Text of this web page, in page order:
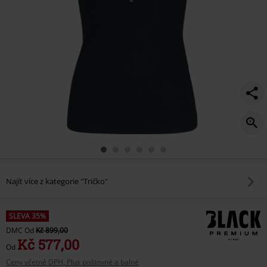
Najít více z kategorie "Tričko"
SLEVA 35%
DMC Od Kč 899,00
Od Kč 577,00
Ceny včetně DPH, Plus poštovné a balné